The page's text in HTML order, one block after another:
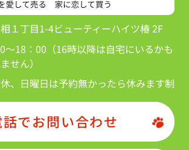
１丁目1-4ビューティーハイツ椿 2F
～18：00（16時以降は自宅にいるかも
せん）
、日曜日は予約無かったら休みます制
話でお問い合わせ